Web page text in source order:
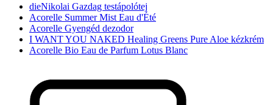
dieNikolai Gazdag testápolótej
Acorelle Summer Mist Eau d'Été
Acorelle Gyengéd dezodor
I WANT YOU NAKED Healing Greens Pure Aloe kézkrém
Acorelle Bio Eau de Parfum Lotus Blanc